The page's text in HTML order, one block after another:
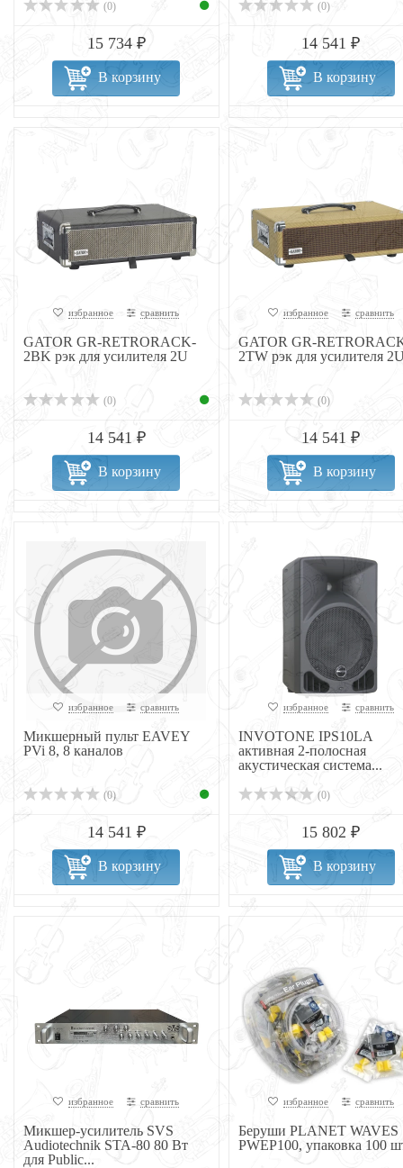
(0)
15 734 ₽
В корзину
(0)
14 541 ₽
В корзину
избранное сравнить
GATOR GR-RETRORACK-
2BK рэк для усилителя 2U
(0)
14 541 ₽
В корзину
избранное сравнить
GATOR GR-
2TW рэк для усилителя
(0)
14 541 ₽
В корзину
избранное сравнить
Микшерный пульт EAVEY
PVi 8, 8 каналов
(0)
14 541 ₽
В корзину
избранное сравнить
INVOTONE IPS10LA
активная 2-полосная
акустическая система...
(0)
15 802 ₽
В корзину
избранное сравнить
Микшер-усилитель SVS
Audiotechnik STA-80 80 Вт
для Public...
избранное сравнить
Беруши PLANET WAVES
PWEP100, упаковка 100